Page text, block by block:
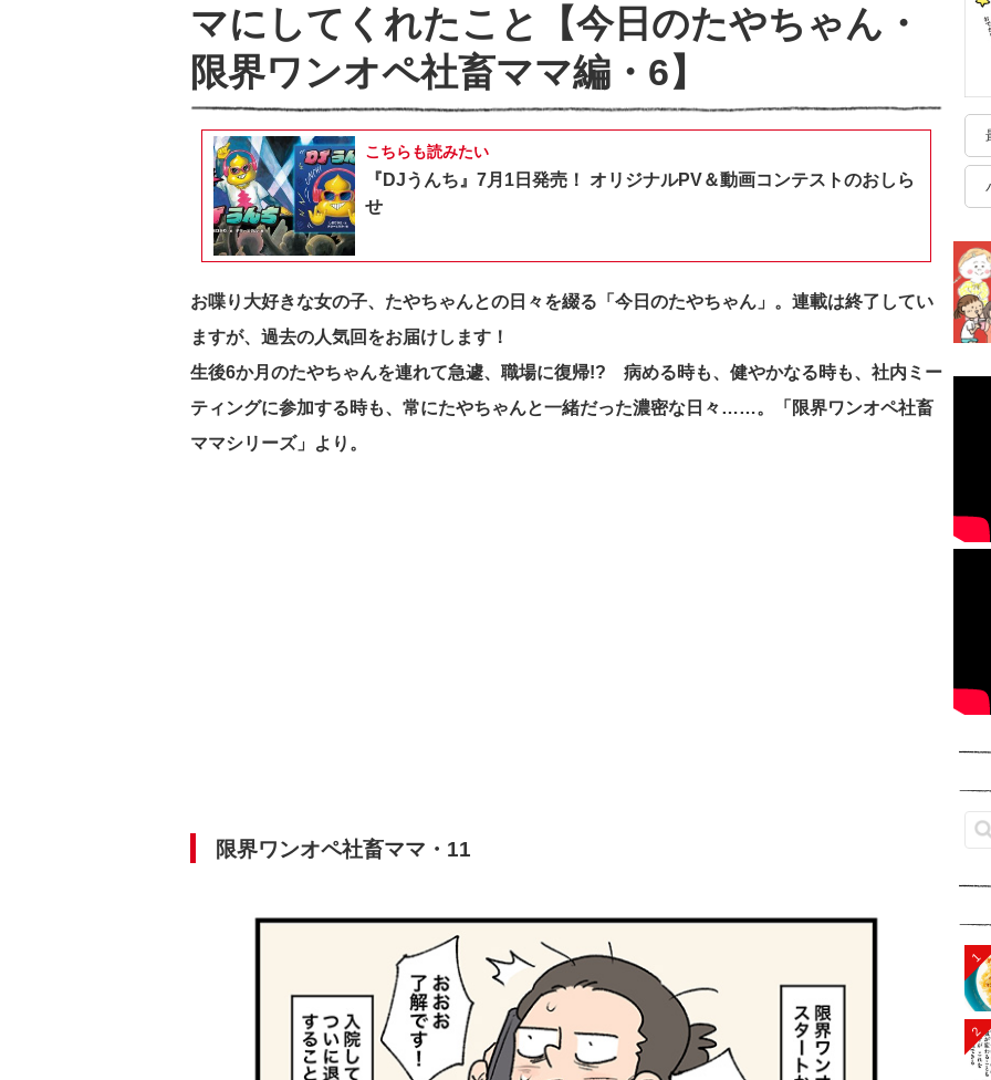
マにしてくれたこと【今日のたやちゃん・
限界ワンオペ社畜ママ編・6】
こちらも読みたい
『DJうんち』7月1日発売！ オリジナルPV＆動画コンテストのおしら
せ
お喋り大好きな女の子、たやちゃんとの日々を綴る「今日のたやちゃん」。連載は終了してい
ますが、過去の人気回をお届けします！
生後6か月のたやちゃんを連れて急遽、職場に復帰!? 病める時も、健やかなる時も、社内ミー
ティングに参加する時も、 常にたやちゃんと一緒だった濃密な日々……。「 限界ワンオペ社畜
ママシリーズ」より。
限界ワンオペ社畜ママ・11
1
2